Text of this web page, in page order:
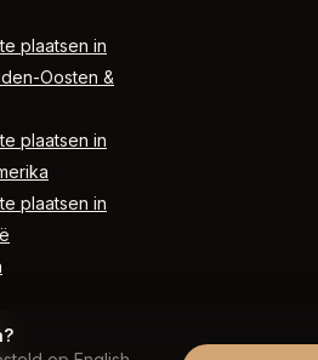
plaatsen in
Oosten &
plaatsen in
plaatsen in